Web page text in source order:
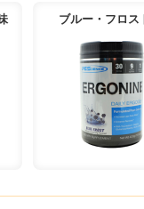
ブルー・フロス